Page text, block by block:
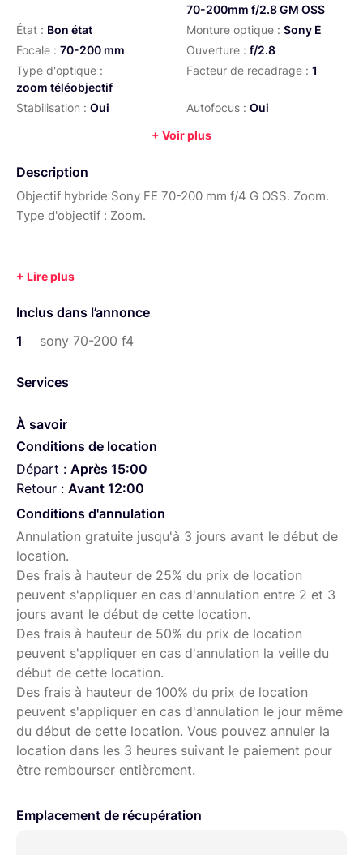
70-200mm f/2.8 GM OSS
État : Bon état Monture optique : Sony E
Focale : 70-200 mm Ouverture : f/2.8
Type d'optique :
zoom téléobjectif
Facteur de recadrage : 1
Stabilisation : Oui Autofocus : Oui
Distance de mise au point min
Diamètre de filtre :
Poids :1480
+ Voir plus
Description
Objectif hybride Sony FE 70-200 mm f/4 G OSS. Zoom.
Type d'objectif : Zoom.
Inclus dans l’annonce
1
sony 70-200 f4
Services
À savoir
Conditions de location
Départ : Après 15:00
Retour : Avant 12:00
Conditions d'annulation
Annulation gratuite jusqu'à 3 jours avant le début de
location.
Des frais à hauteur de 25% du prix de location
peuvent s'appliquer en cas d'annulation entre 2 et 3
jours avant le début de cette location.
Des frais à hauteur de 50% du prix de location
peuvent s'appliquer en cas d'annulation la veille du
début de cette location.
Des frais à hauteur de 100% du prix de location
peuvent s'appliquer en cas d'annulation le jour même
du début de cette location. Vous pouvez annuler la
location dans les 3 heures suivant le paiement pour
être rembourser entièrement.
Emplacement de récupération